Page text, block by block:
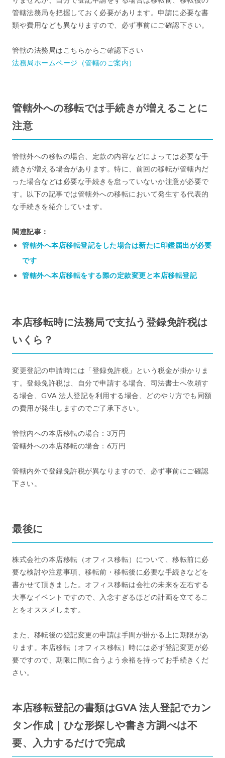
管轄法務局を把握しておく必要があります。申請に必要な書
類や費用なども異なりますので、必ず事前にご確認下さい。
管轄の法務局はこちらからご確認下さい
法務局ホームページ（管轄のご案内）
管轄外への移転では手続きが増えることに
注意
管轄外への移転の場合、定款の内容などによっては必要な手
続きが増える場合があります。特に、前回の移転が管轄内だ
った場合などは必要な手続きを怠っていないか注意が必要で
す。以下の記事では管轄外への移転において発生する代表的
な手続きを紹介しています。
関連記事：
管轄外へ本店移転登記をした場合は新たに印鑑届出が必要
です
管轄外へ本店移転をする際の定款変更と本店移転登記
本店移転時に法務局で支払う登録免許税は
いくら？
変更登記の申請時には「登録免許税」という税金が掛かりま
す。登録免許税は、自分で申請する場合、司法書士へ依頼す
る場合、GVA 法人登記を利用する場合、どのやり方でも同額
の費用が発生しますのでご了承下さい。
管轄内への本店移転の場合：3万円
管轄外への本店移転の場合：6万円
管轄内外で登録免許税が異なりますので、必ず事前にご確認
下さい。
最後に
株式会社の本店移転（オフィス移転）について、移転前に必
要な検討や注意事項、移転前・移転後に必要な手続きなどを
書かせて頂きました。オフィス移転は会社の未来を左右する
大事なイベントですので、入念すぎるほどの計画を立てるこ
とをオススメします。
また、移転後の登記変更の申請は手間が掛かる上に期限があ
ります。本店移転（オフィス移転）時には必ず登記変更が必
要ですので、期限に間に合うよう余裕を持ってお手続きくだ
さい。
本店移転登記の書類はGVA 法人登記でカン
タン作成｜ひな形探しや書き方調べは不
要、入力するだけで完成